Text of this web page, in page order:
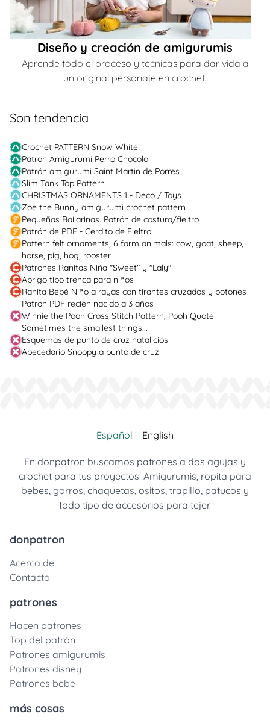
Diseño y creación de amigurumis
Aprende todo el proceso y técnicas para dar vida a
un original personaje en crochet.
Son tendencia
Crochet PATTERN Snow White
Patron Amigurumi Perro Chocolo
Patrón amigurumi Saint Martin de Porres
Slim Tank Top Pattern
CHRISTMAS ORNAMENTS 1 - Deco / Toys
Zoe the Bunny amigurumi crochet pattern
Pequeñas Bailarinas. Patrón de costura/fieltro
Patrón de PDF - Cerdito de Fieltro
Pattern felt ornaments, 6 farm animals: cow, goat, sheep,
horse, pig, hog, rooster.
Patrones Ranitas Niña "Sweet" y "Laly"
Abrigo tipo trenca para niños
Ranita Bebé Niño a rayas con tirantes cruzados y botones
Patrón PDF recién nacido a 3 años
Winnie the Pooh Cross Stitch Pattern, Pooh Quote -
Sometimes the smallest things...
Esquemas de punto de cruz natalicios
Abecedario Snoopy a punto de cruz
Español English
En donpatron buscamos patrones a dos agujas y
crochet para tus proyectos. Amigurumis, ropita para
bebes, gorros, chaquetas, ositos, trapillo, patucos y
todo tipo de accesorios para tejer.
donpatron
Acerca de
Contacto
patrones
Hacen patrones
Top del patrón
Patrones amigurumis
Patrones disney
Patrones bebe
más cosas